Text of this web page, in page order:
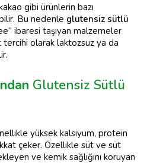
gibi ürünlerin bazı
Bu nedenle glutensiz sütlü
ibaresi taşıyan malzemeler
olarak laktozsuz ya da
Glutensiz Sütlü
yüksek kalsiyum, protein
çeker. Özellikle süt ve süt
ve kemik sağlığını koruyan